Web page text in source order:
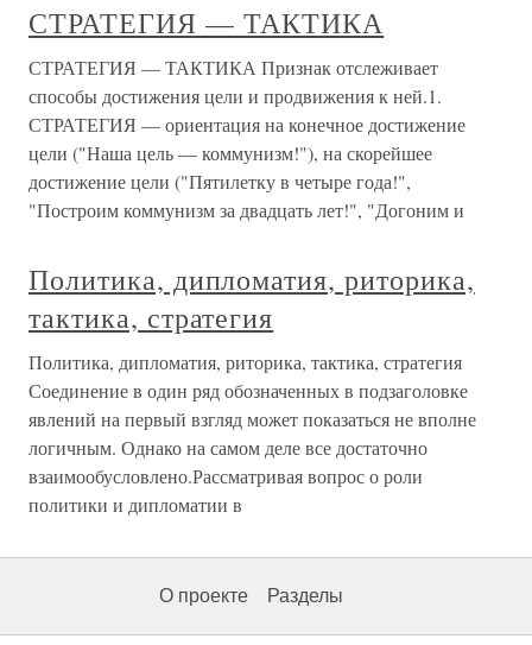
СТРАТЕГИЯ — ТАКТИКА
СТРАТЕГИЯ — ТАКТИКА Признак отслеживает
способы достижения цели и продвижения к ней.1.
СТРАТЕГИЯ — ориентация на конечное достижение
цели ("Наша цель — коммунизм!"), на скорейшее
достижение цели ("Пятилетку в четыре года!",
"Построим коммунизм за двадцать лет!", "Догоним и
Политика, дипломатия, риторика,
тактика, стратегия
Политика, дипломатия, риторика, тактика, стратегия
Соединение в один ряд обозначенных в подзаголовке
явлений на первый взгляд может показаться не вполне
логичным. Однако на самом деле все достаточно
взаимообусловлено.Рассматривая вопрос о роли
политики и дипломатии в
О проекте Разделы